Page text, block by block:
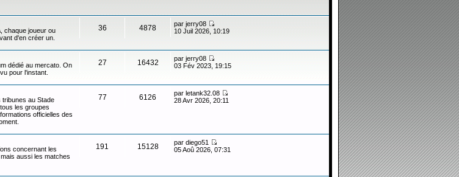
chaque joueur ou
d'en créer un.
36 4878 par jerry08
10 Juil 2026, 10:19
dédié au mercato. On
pour l'instant.
27 16432 par jerry08
03 Fév 2023, 19:15
au Stade
les groupes
officielles des
77 6126 par letank32.08
28 Avr 2026, 20:11
concernant les
aussi les matches
191 15128 par diego51
05 Aoû 2026, 07:31